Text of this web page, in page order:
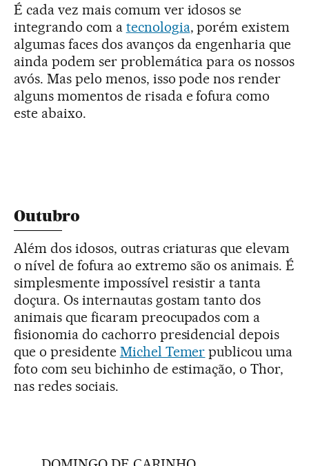
É cada vez mais comum ver idosos se
integrando com a tecnologia, porém existem
algumas faces dos avanços da engenharia que
ainda podem ser problemática para os nossos
avós. Mas pelo menos, isso pode nos render
alguns momentos de risada e fofura como
este abaixo.
Outubro
Além dos idosos, outras criaturas que elevam
o nível de fofura ao extremo são os animais. É
simplesmente impossível resistir a tanta
doçura. Os internautas gostam tanto dos
animais que ficaram preocupados com a
fisionomia do cachorro presidencial depois
que o presidente Michel Temer publicou uma
foto com seu bichinho de estimação, o Thor,
nas redes sociais.